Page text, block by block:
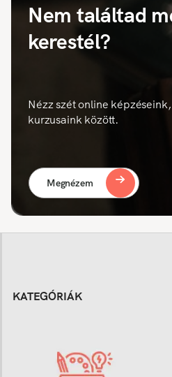
Nem találtad
kerestél?
Nézz szét online
kurzusaink között.
Megnézem
KATEGÓRIÁK